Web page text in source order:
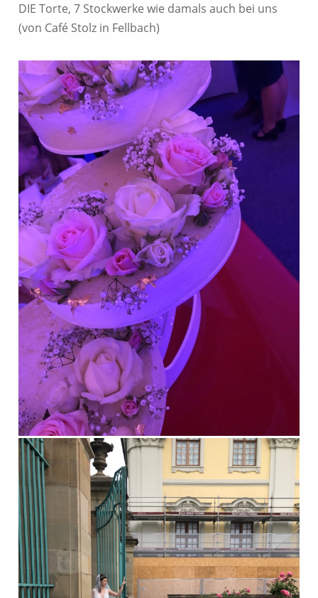
DIE Torte, 7 Stockwerke wie damals auch bei uns
(von Café Stolz in Fellbach)